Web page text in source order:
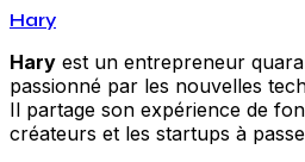
Hary
Hary est un entrepreneur
passionné par les nouvelles
Il partage son expérience de
créateurs et les startups à